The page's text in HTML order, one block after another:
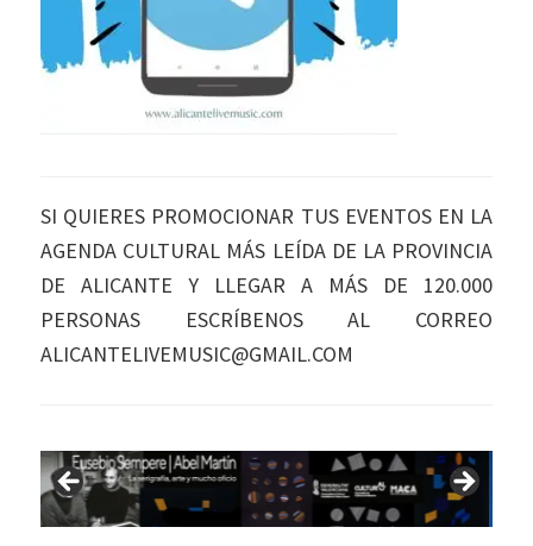
SI QUIERES PROMOCIONAR TUS EVENTOS EN LA
AGENDA CULTURAL MÁS LEÍDA DE LA PROVINCIA
DE ALICANTE Y LLEGAR A MÁS DE 120.000
PERSONAS ESCRÍBENOS AL CORREO
ALICANTELIVEMUSIC@GMAIL.COM